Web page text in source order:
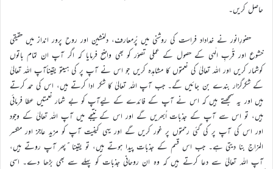
حاصل کریں۔
حضورِانور نے خداداد فراست کی روشنی میں پُرمعارف، دلنشین اور روح پرور انداز میں حقیقی
خشوع اور قُربِ الٰہی کے حصول کے عملی تصوّر کو بھی واضح فرمایا کہ اگر آپ ان تمام باتوں
کوشمار کریں اور اللہ تعالیٰ کی نعمتوں کا مشاہدہ کریں جو اس نے آپ پر کی ہیںتو یقیناًآپ اللہ تعالیٰ
کے شکرگزار بندے بن جائیں گے۔ جب آپ اللہ تعالیٰ کا شکر ادا کرتے ہیں، اس کی حمد کرتے
ہیں اور یہ سمجھتے ہیں کہ اس نے آپ کے فائدے کے لیےآپ کو بے شمار نعمتیں عطا فرمائی
ہیں، تو اس سے آپ کے جذبات اُبھریں گے اور اس کے نتیجے میں آپ اللہ تعالیٰ کے وجود
اور اس کی آپ پر کی گئی رحمتوں پر غور کریں گے اور یہی کیفیت آپ کو مزید عاجز اور منکسر
المزاج بنا دیتی ہے۔ جب اس قسم کے جذبات پیدا ہوتے ہیں، تو یقینا ًپھر آپ روتے ہیں،
آپ اللہ تعالیٰ سے دعا کرتے ہیں کہ وہ ان روحانی جذبات کو پہلے سے بھی بڑھا دے۔ اسی